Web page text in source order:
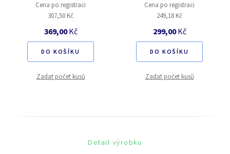
Cena po registraci
307,50 Kč
369,00Kč
DO KOŠÍKU
Zadat počet kusů
Cena po registraci
249,18 Kč
299,00Kč
DO KOŠÍKU
Zadat počet kusů
Detail výrobku